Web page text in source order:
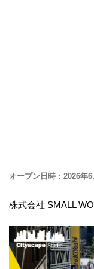
オープン日時：2026年
株式会社 SMALL